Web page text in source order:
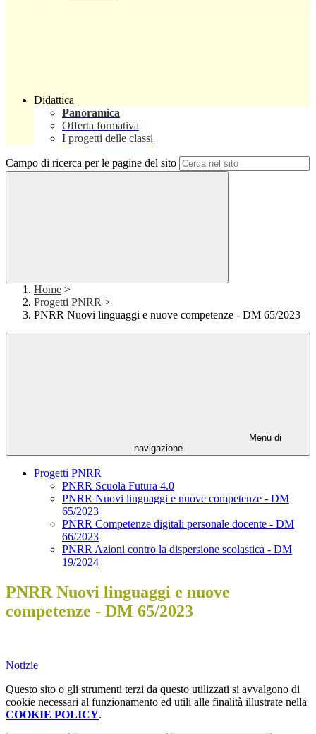
Didattica
Panoramica
Offerta formativa
I progetti delle classi
Campo di ricerca per le pagine del sito
Home >
Progetti PNRR >
PNRR Nuovi linguaggi e nuove competenze - DM 65/2023
Menu di
navigazione
Progetti PNRR
PNRR Scuola Futura 4.0
PNRR Nuovi linguaggi e nuove competenze - DM
65/2023
PNRR Competenze digitali personale docente - DM
66/2023
PNRR Azioni contro la dispersione scolastica - DM
19/2024
PNRR Nuovi linguaggi e nuove
competenze - DM 65/2023
Notizie
Questo sito o gli strumenti terzi da questo utilizzati si avvalgono di
cookie necessari al funzionamento ed utili alle finalità illustrate nella
COOKIE POLICY.